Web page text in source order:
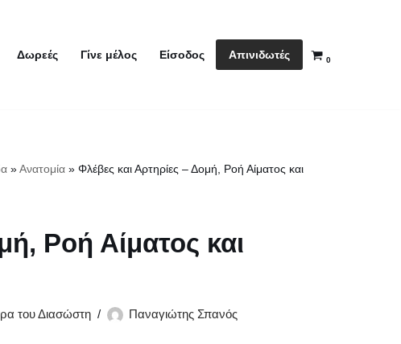
Δωρεές Γίνε μέλος Είσοδος Απινιδωτές 0
»Ανατομία » Φλέβες και Αρτηρίες – Δομή, Ροή Αίματος και
Ροή Αίματος και
του Διασώστη Παναγιώτης Σπανός